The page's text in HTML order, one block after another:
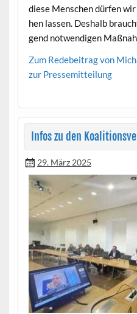
diese Men­schen dür­fen
hen lassen. Deshalb
gend notwendi­gen
Zum Rede­beitrag von
zur Pressemit­teilung
Infos zu den
29. März 2025